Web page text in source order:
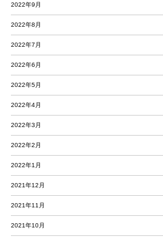
2022年9月
2022年8月
2022年7月
2022年6月
2022年5月
2022年4月
2022年3月
2022年2月
2022年1月
2021年12月
2021年11月
2021年10月